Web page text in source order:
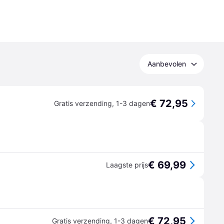
Aanbevolen
Gratis verzending, 1-3 dagen€ 72,95
Laagste prijs€ 69,99
Gratis verzending, 1-3 dagen€ 72,95